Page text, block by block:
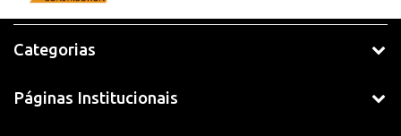
Categorias
Páginas Institucionais